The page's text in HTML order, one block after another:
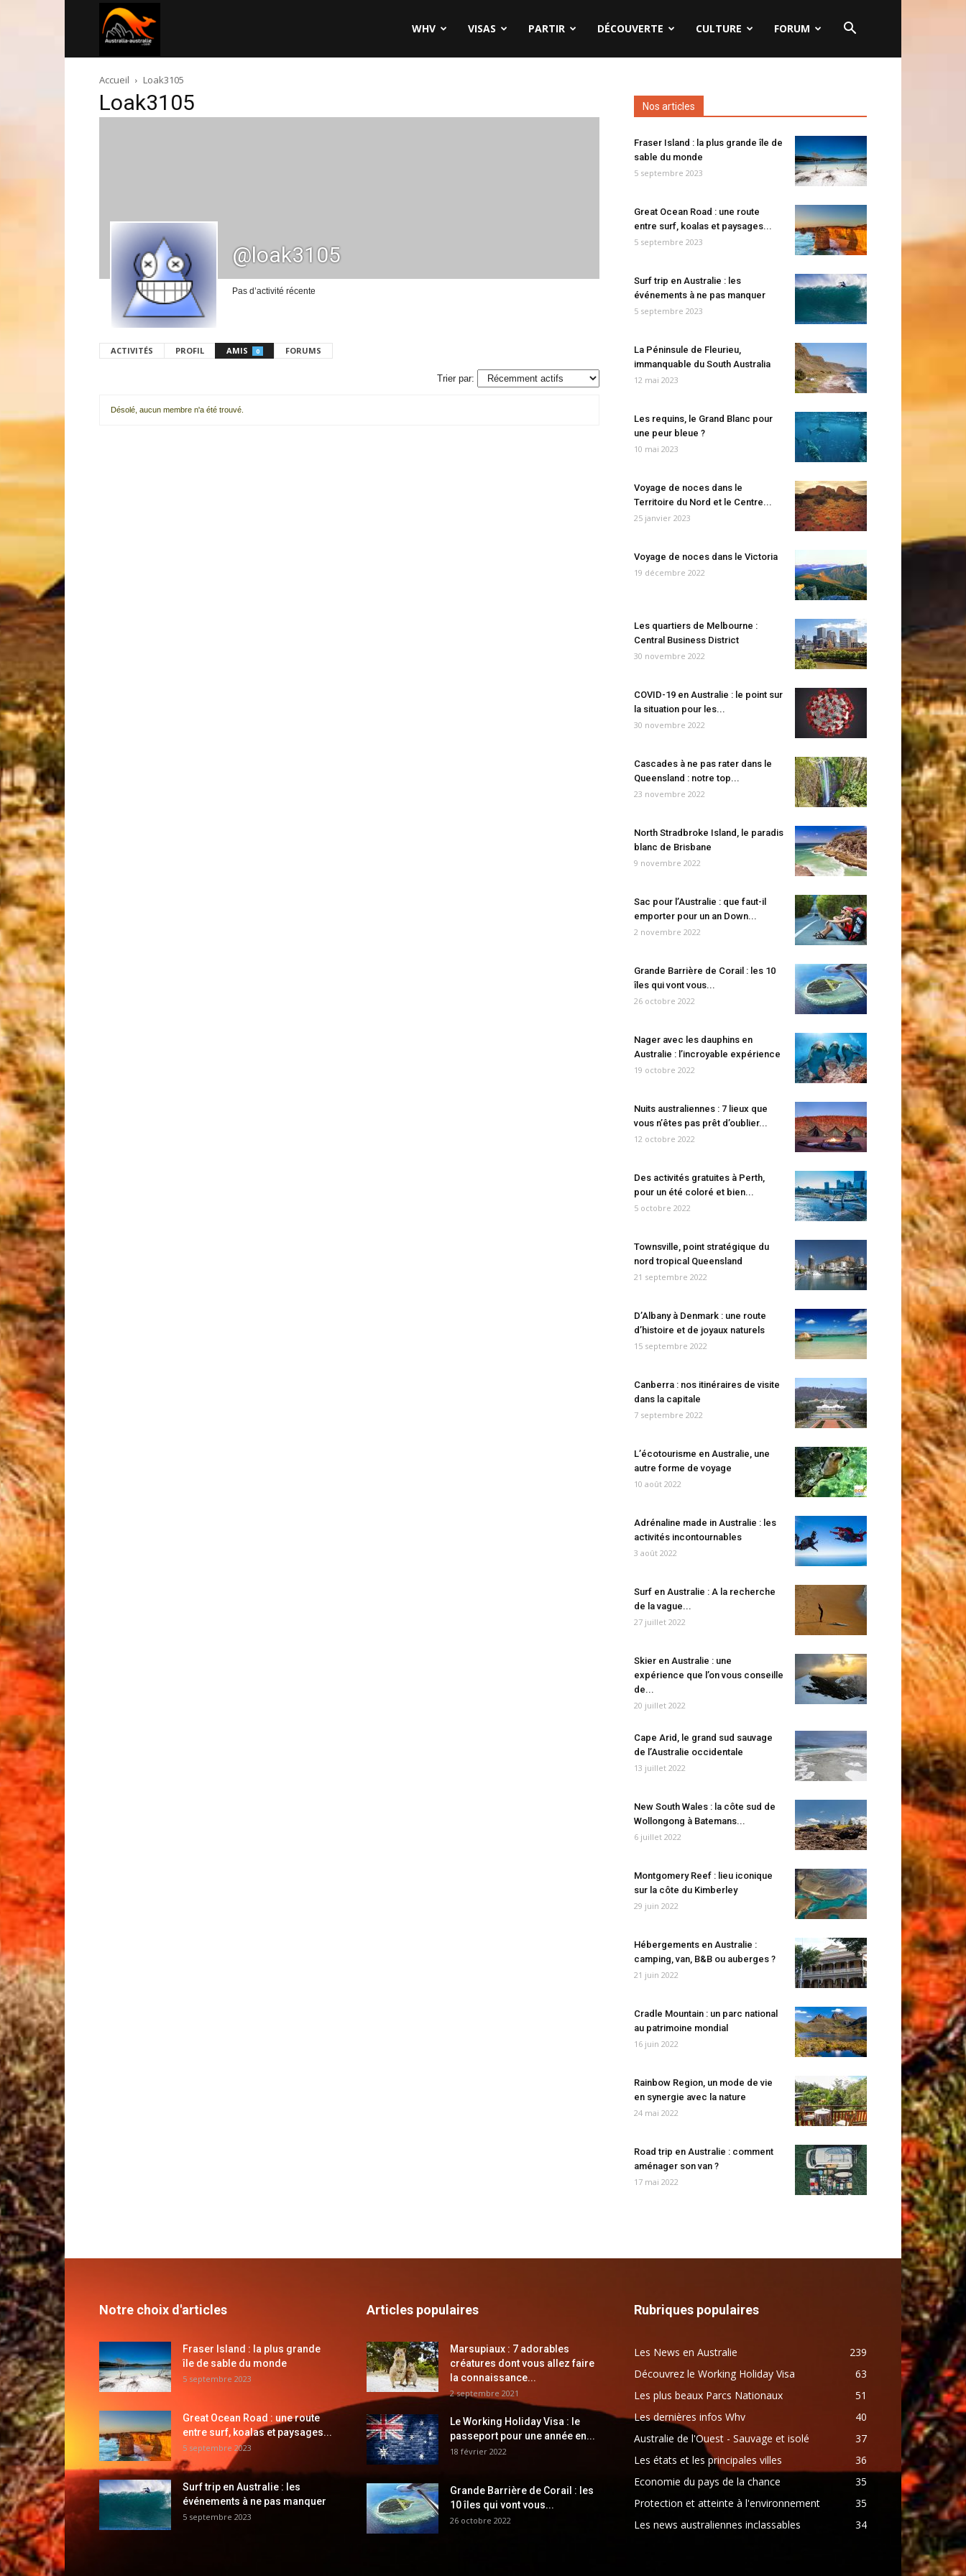
australie.com
WHV VISAS PARTIR DÉCOUVERTE CULTURE FORUM
Accueil Loak3105
Loak3105
@loak3105
Pas d’activité récente
ACTIVITÉS PROFIL AMIS 0 FORUMS
Trier par:
Désolé, aucun membre n'a été trouvé.
Nos articles
Fraser Island : la plus grande île de
sable du monde
5 septembre 2023
Great Ocean Road : une route
entre surf, koalas et paysages...
5 septembre 2023
Surf trip en Australie : les
événements à ne pas manquer
5 septembre 2023
La Péninsule de Fleurieu,
immanquable du South Australia
12 mai 2023
Les requins, le Grand Blanc pour
une peur bleue ?
10 mai 2023
Voyage de noces dans le
Territoire du Nord et le Centre...
25 janvier 2023
Voyage de noces dans le Victoria
19 décembre 2022
Les quartiers de Melbourne :
Central Business District
30 novembre 2022
COVID-19 en Australie : le point sur
la situation pour les...
30 novembre 2022
Cascades à ne pas rater dans le
Queensland : notre top...
23 novembre 2022
North Stradbroke Island, le paradis
blanc de Brisbane
9 novembre 2022
Sac pour l’Australie : que faut-il
emporter pour un an Down...
2 novembre 2022
Grande Barrière de Corail : les 10
îles qui vont vous...
26 octobre 2022
Nager avec les dauphins en
Australie : l’incroyable expérience
19 octobre 2022
Nuits australiennes : 7 lieux que
vous n’êtes pas prêt d’oublier...
12 octobre 2022
Des activités gratuites à Perth,
pour un été coloré et bien...
5 octobre 2022
Townsville, point stratégique du
nord tropical Queensland
21 septembre 2022
D’Albany à Denmark : une route
d’histoire et de joyaux naturels
15 septembre 2022
Canberra : nos itinéraires de visite
dans la capitale
7 septembre 2022
L’écotourisme en Australie, une
autre forme de voyage
10 août 2022
Adrénaline made in Australie : les
activités incontournables
3 août 2022
Surf en Australie : A la recherche
de la vague...
27 juillet 2022
Skier en Australie : une
expérience que l’on vous conseille
de...
20 juillet 2022
Cape Arid, le grand sud sauvage
de l’Australie occidentale
13 juillet 2022
New South Wales : la côte sud de
Wollongong à Batemans...
6 juillet 2022
Montgomery Reef : lieu iconique
sur la côte du Kimberley
29 juin 2022
Hébergements en Australie :
camping, van, B&B ou auberges ?
21 juin 2022
Cradle Mountain : un parc national
au patrimoine mondial
16 juin 2022
Rainbow Region, un mode de vie
en synergie avec la nature
24 mai 2022
Road trip en Australie : comment
aménager son van ?
17 mai 2022
Notre choix d'articles
Fraser Island : la plus grande
île de sable du monde
5 septembre 2023
Great Ocean Road : une route
entre surf, koalas et paysages...
5 septembre 2023
Surf trip en Australie : les
événements à ne pas manquer
5 septembre 2023
Articles populaires
Marsupiaux : 7 adorables
créatures dont vous allez faire
la connaissance...
2 septembre 2021
Le Working Holiday Visa : le
passeport pour une année en...
18 février 2022
Grande Barrière de Corail : les
10 îles qui vont vous...
26 octobre 2022
Rubriques populaires
Les News en Australie
239
Découvrez le Working Holiday Visa
63
Les plus beaux Parcs Nationaux
51
Les dernières infos Whv
40
Australie de l'Ouest - Sauvage et isolé
37
Les états et les principales villes
36
Economie du pays de la chance
35
Protection et atteinte à l'environnement
35
Les news australiennes inclassables
34